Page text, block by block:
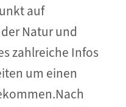
auf
Natur und
zahlreiche Infos
um einen